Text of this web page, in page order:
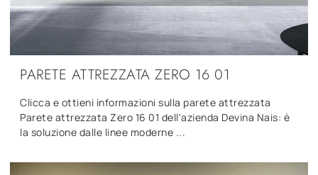
PARETE ATTREZZATA ZERO 16 01
Clicca e ottieni informazioni sulla parete attrezzata
Parete attrezzata Zero 16 01 dell'azienda Devina Nais: è
la soluzione dalle linee moderne ...